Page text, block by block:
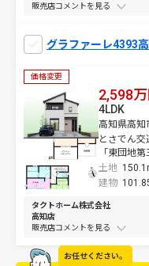
販売店コメントを
グラファーレ4393
価格変更
2,598
高知県高知
とさでん
「東団地
土地
4LDK
建物
タクトホーム株式会社
高知店
販売店コメントを
お任せください。